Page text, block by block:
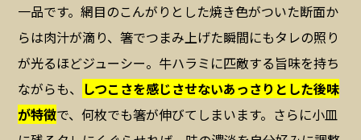
一品です。網目のこんがりとした焼き色がついた断面か
らは肉汁が滴り、箸でつまみ上げた瞬間にもタレの照り
が光るほどジューシー。牛ハラミに匹敵する旨味を持ち
ながらも、 しつこさを感じさせないあっさりとした後味
が特徴で、何枚でも箸が伸びてしまいます。さらに小皿